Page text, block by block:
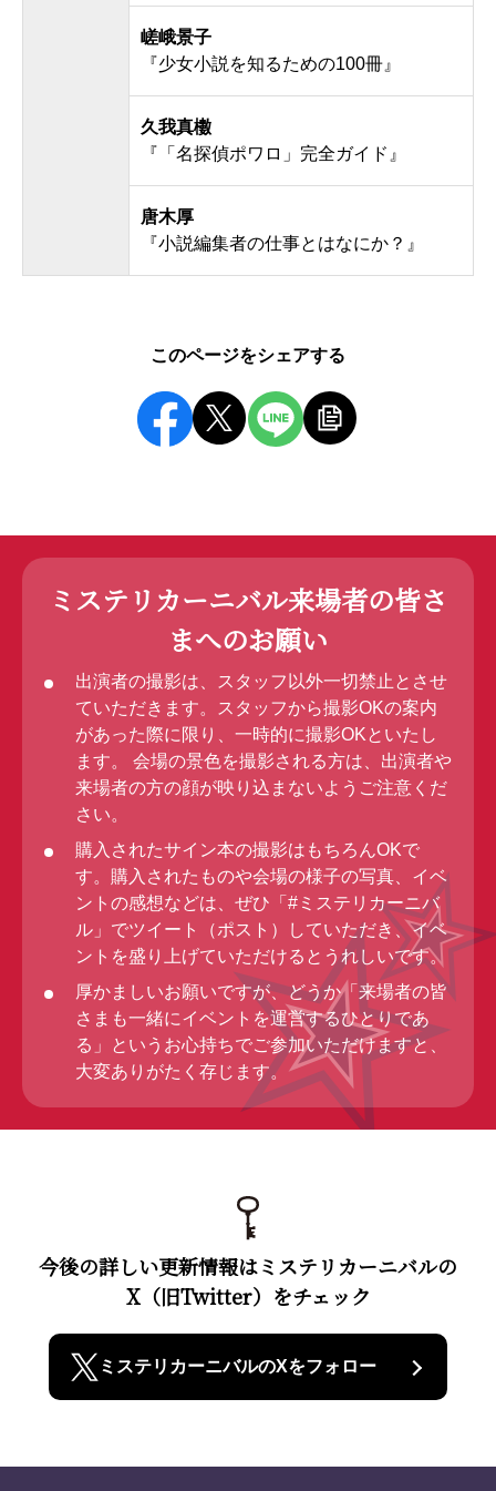
嵯峨景子
『少女小説を知るための100冊』
久我真櫢
『「名探偵ポワロ」完全ガイド』
唐木厚
『小説編集者の仕事とはなにか？』
このページをシェアする
ミステリカーニバル来場者の皆さ
まへのお願い
出演者の撮影は、スタッフ以外一切禁止とさせ
ていただきます。スタッフから撮影OKの案内
があった際に限り、一時的に撮影OKといたし
ます。 会場の景色を撮影される方は、出演者や
来場者の方の顔が映り込まないようご注意くだ
さい。
購入されたサイン本の撮影はもちろんOKで
す。購入されたものや会場の様子の写真、イベ
ントの感想などは、ぜひ「#ミステリカーニバ
ル」でツイート（ポスト）していただき、イベ
ントを盛り上げていただけるとうれしいです。
厚かましいお願いですが、どうか「来場者の皆
さまも一緒にイベントを運営するひとりであ
る」というお心持ちでご参加いただけますと、
大変ありがたく存じます。
今後の詳しい更新情報はミステリカーニバルの
X（旧Twitter）をチェック
ミステリカーニバルのXをフォロー